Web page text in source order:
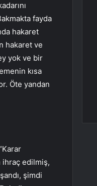
fayda
hakaret
hakaret ve
yok ve bir
kısa
Öte yandan
ihraç edilmiş,
şimdi